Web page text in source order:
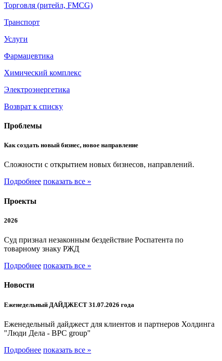
Торговля (ритейл, FMCG)
Транспорт
Услуги
Фармацевтика
Химический комплекс
Электроэнергетика
Возврат к списку
Проблемы
Как создать новый бизнес, новое направление
Сложности с открытием новых бизнесов, направлений.
Подробнее показать все »
Проекты
2026
Суд признал незаконным бездействие Роспатента по
товарному знаку РЖД
Подробнее показать все »
Новости
Еженедельный ДАЙДЖЕСТ 31.07.2026 года
Еженедельный дайджест для клиентов и партнеров Холдинга
"Люди Дела - BPC group"
Подробнее показать все »